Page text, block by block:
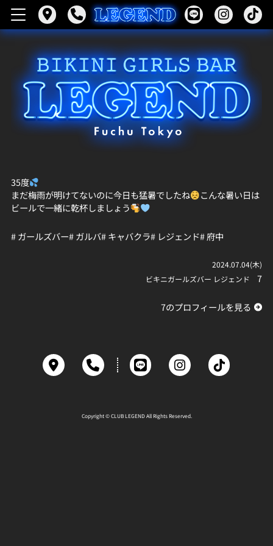
35度
まだ梅雨が明けてないのに今日も猛暑でしたね
こんな暑い日は
ビールで一緒に乾杯しましょう
# ガールズバー# ガルバ# キャバクラ# レジェンド# 府中
2024.07.04(木)
ビキニガールズバー レジェンド
7
7のプロフィールを見る
Copyright © CLUB LEGEND All Rights Reserved.